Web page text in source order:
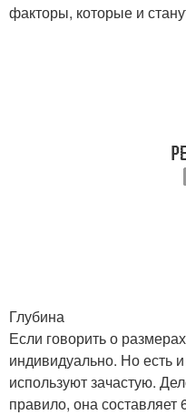
факторы, которые и
Глубина
Если говорить о
индивидуально. Но есть
используют зачастую.
правило, она составляет